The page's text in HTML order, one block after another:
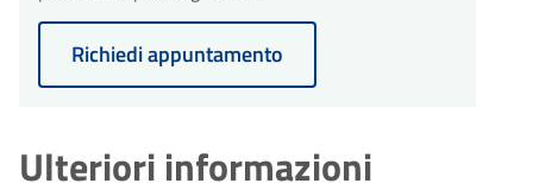
Richiedi appuntamento
Ulteriori informazioni